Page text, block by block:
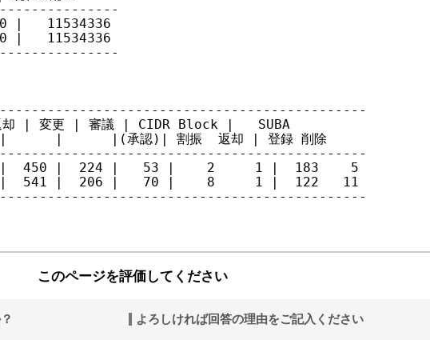
11534336
11534336
| 変更 | 審議 | CIDR Block |   SUBA
|      |(承認)| 割振  返却 | 登録 削除
|  450 |  224 |   53 |    2     1 |  183    5
|  541 |  206 |   70 |    8     1 |  122   11
このページを評価してください
よろしければ回答の理由をご記入ください